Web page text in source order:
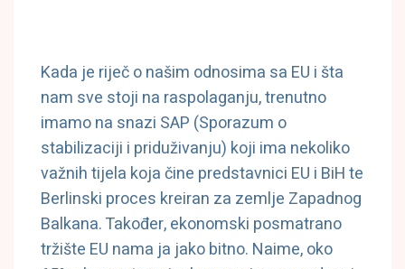
Kada je riječ o našim odnosima sa EU i šta
nam sve stoji na raspolaganju, trenutno
imamo na snazi SAP (Sporazum o
stabilizaciji i priduživanju) koji ima nekoliko
važnih tijela koja čine predstavnici EU i BiH te
Berlinski proces kreiran za zemlje Zapadnog
Balkana. Također, ekonomski posmatrano
tržište EU nama ja jako bitno. Naime, oko